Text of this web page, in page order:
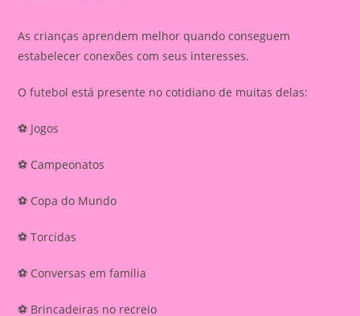
As crianças aprendem melhor quando conseguem
estabelecer conexões com seus interesses.
O futebol está presente no cotidiano de muitas delas:
⚽ Jogos
⚽ Campeonatos
⚽ Copa do Mundo
⚽ Torcidas
⚽ Conversas em família
⚽ Brincadeiras no recreio